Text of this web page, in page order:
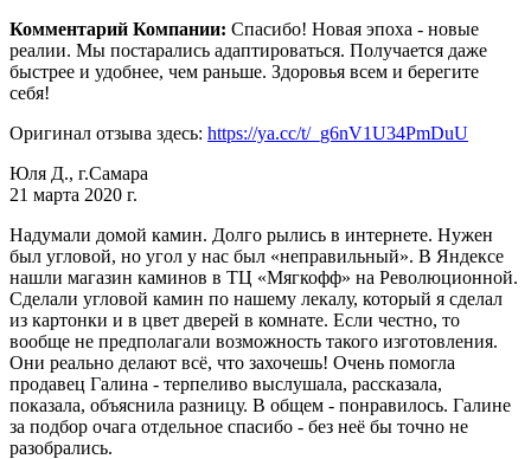
Комментарий Компании: Спасибо! Новая эпоха - новые
реалии. Мы постарались адаптироваться. Получается даже
быстрее и удобнее, чем раньше. Здоровья всем и берегите
себя!
Оригинал отзыва здесь: https://ya.cc/t/_g6nV1U34PmDuU
Юля Д., г.Самара
21 марта 2020 г.
Надумали домой камин. Долго рылись в интернете. Нужен
был угловой, но угол у нас был «неправильный». В Яндексе
нашли магазин каминов в ТЦ «Мягкофф» на Революционной.
Сделали угловой камин по нашему лекалу, который я сделал
из картонки и в цвет дверей в комнате. Если честно, то
вообще не предполагали возможность такого изготовления.
Они реально делают всё, что захочешь! Очень помогла
продавец Галина - терпеливо выслушала, рассказала,
показала, объяснила разницу. В общем - понравилось. Галине
за подбор очага отдельное спасибо - без неё бы точно не
разобрались.